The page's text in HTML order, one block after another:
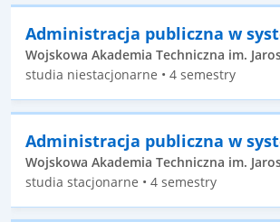
Administracja publiczna w
Wojskowa Akademia Techniczna im.
studia niestacjonarne • 4 semestry
Administracja publiczna w
Wojskowa Akademia Techniczna im.
studia stacjonarne • 4 semestry